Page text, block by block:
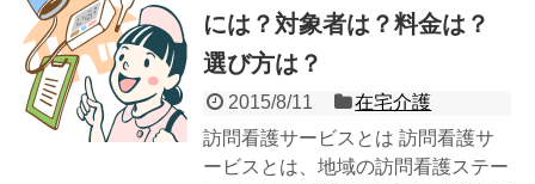
には？対象者は？料金は？
選び方は？
2015/8/11
在宅介護
訪問看護サービスとは 訪問看護サ
ービスとは、地域の訪問看護ステー